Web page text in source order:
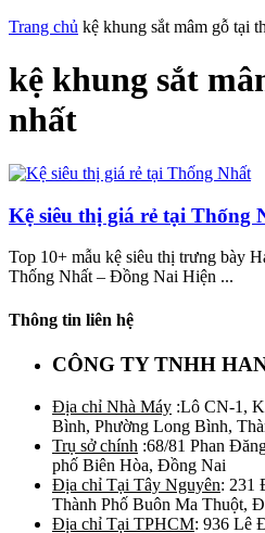
Trang chủ kệ khung sắt mâm gỗ tại
kệ khung sắt
nhất
Kệ siêu thị giá rẻ tại Thống
Top 10+ mẫu kệ siêu thị trưng bày
Thống Nhất – Đồng Nai Hiện ...
Thông tin liên hệ
CÔNG TY TNHH
Địa chỉ Nhà Máy :Lô CN-1,
Bình, Phường Long Bình,
Trụ sở chính :68/81 Phan
phố Biên Hòa, Đồng Nai
Địa chỉ Tại Tây Nguyên: 231
Thành Phố Buôn Ma Thuột,
Địa chỉ Tại TPHCM: 936 Lê